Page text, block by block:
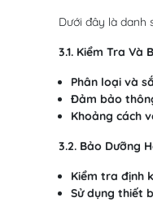
Dưới đây là danh
3.1. Kiểm Tra Và
Phân loại và
Đảm bảo
Khoảng cách
3.2. Bảo Dưỡng
Kiểm tra định
Sử dụng thiết